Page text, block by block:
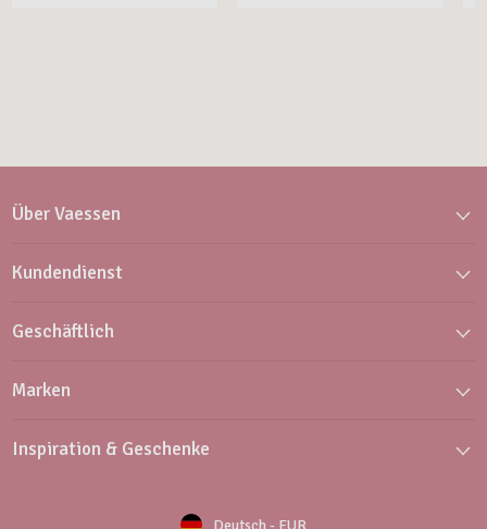
Über Vaessen
Kundendienst
Geschäftlich
Marken
Inspiration & Geschenke
Deutsch - EUR